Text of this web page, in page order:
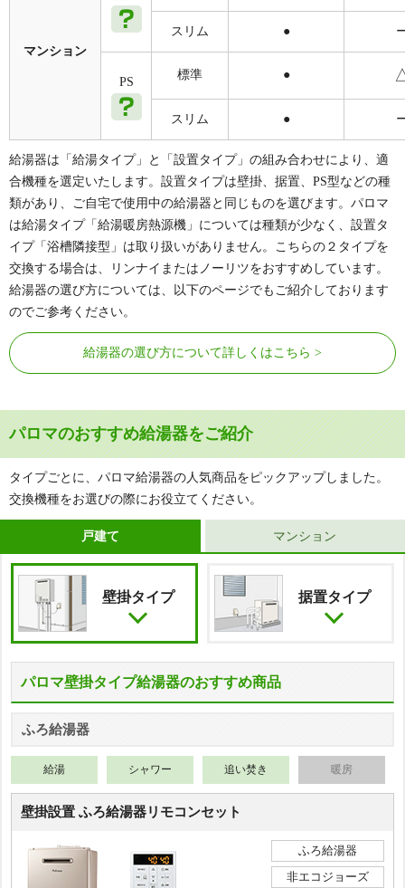
マンション
スリム ●
PS
標準 ●
スリム ●
給湯器は「給湯タイプ」と「設置タイプ」の組み合わせにより、適
合機種を選定いたします。設置タイプは壁掛、据置、PS型などの種
類があり、ご自宅で使用中の給湯器と同じものを選びます。パロマ
は給湯タイプ「給湯暖房熱源機」については種類が少なく、設置タ
イプ「浴槽隣接型」は取り扱いがありません。こちらの２タイプを
交換する場合は、リンナイまたはノーリツをおすすめしています。
給湯器の選び方については、以下のページでもご紹介しております
のでご参考ください。
給湯器の選び方について詳しくはこちら
パロマのおすすめ給湯器をご紹介
タイプごとに、パロマ給湯器の人気商品をピックアップしました。
交換機種をお選びの際にお役立てください。
戸建て
壁掛タイプ
パロマ壁掛タイプ給湯器のおすすめ商品
ふろ給湯器
給湯 シャワー 追い焚き 暖房
壁掛設置 ふろ給湯器リモコンセット
ふろ給湯器
非エコジョーズ
据置タイプ
マンション